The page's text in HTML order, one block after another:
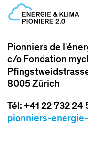
Pionniers de
c/o Fondation
8005 Zürich
Tél: +41 22 732 24
pionniers-